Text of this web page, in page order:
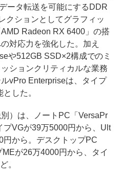
ータ転送を可能にするDDR
クションとしてグラフィッ
Radeon RX 6400」の搭
対応力を強化した。加え
や512GB SSD×2構成でのミ
ションクリティカルな業務
vPro Enterpriseは、タイプ
した。
）は、ノートPC「VersaPr
VGが39万5000円から、Ult
から。デスクトップPC
MEが26万4000円から、タイ
。